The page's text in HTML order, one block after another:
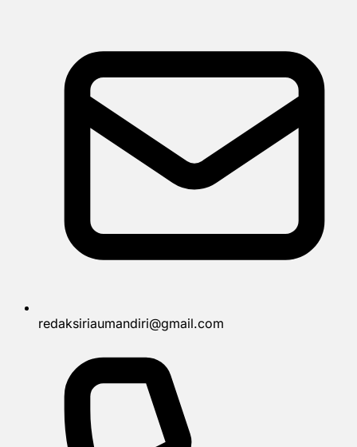
redaksiriaumandiri@gmail.com